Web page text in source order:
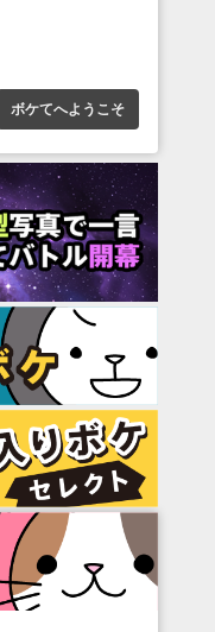
ボケてへようこそ